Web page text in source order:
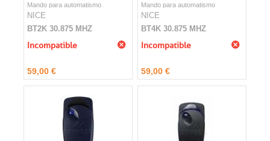
Mando para automatismo
NICE
BT2K 30.875 MHZ
Incompatible
59,00 €
Mando para automatismo
NICE
BT4K 30.875 MHZ
Incompatible
59,00 €